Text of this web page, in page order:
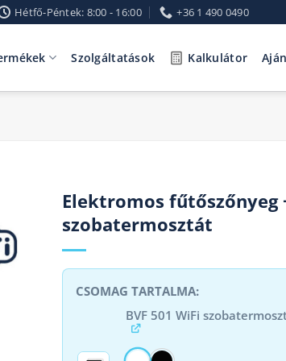
Hétfő-Péntek: 8:00 - 16:00 +36 1 490 0490
Szolgáltatások Kalkulátor
Elektromos fűtőszőnyeg
szobatermosztát
BVF 501 WiFi